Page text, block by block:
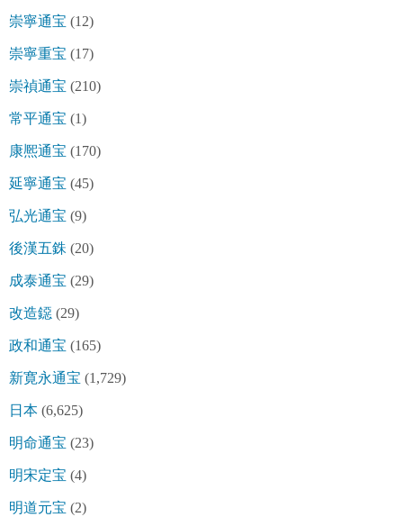
崇寧通宝 (12)
崇寧重宝 (17)
崇禎通宝 (210)
常平通宝 (1)
康熈通宝 (170)
延寧通宝 (45)
弘光通宝 (9)
後漢五銖 (20)
成泰通宝 (29)
改造鐚 (29)
政和通宝 (165)
新寛永通宝 (1,729)
日本 (6,625)
明命通宝 (23)
明宋定宝 (4)
明道元宝 (2)